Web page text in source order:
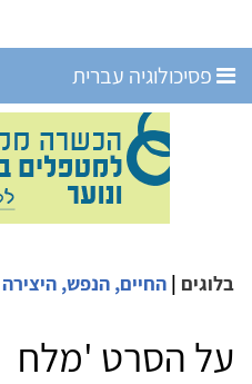
פסיכולוגיה עברית
בלוגים | החיים, הנפש, היצירה
על הסרט 'מלח